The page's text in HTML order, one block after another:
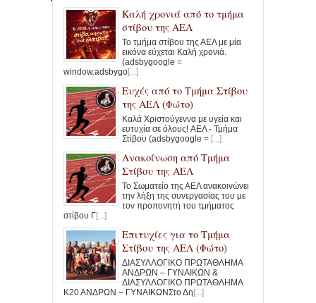
Καλή χρονιά από το τμήμα
στίβου της ΑΕΛ
Το τμήμα στίβου της ΑΕΛ με μία
εικόνα εύχεται Καλή χρονιά.
(adsbygoogle =
window.adsbygo[...]
Ευχές από το Τμήμα Στίβου
της ΑΕΛ (Φώτο)
Καλά Χριστούγεννα με υγεία και
ευτυχία σε όλους! ΑΕΛ - Τμήμα
Στίβου (adsbygoogle = [...]
Ανακοίνωση από Τμήμα
Στίβου της ΑΕΛ
Το Σωματείο της ΑΕΛ ανακοινώνει
την λήξη της συνεργασίας του με
τον προπονητή του τμήματος
στίβου Γ[...]
Επιτυχίες για το Τμήμα
Στίβου της ΑΕΛ (Φώτο)
ΔΙΑΣΥΛΛΟΓΙΚΟ ΠΡΩΤΑΘΛΗΜΑ
ΑΝΔΡΩΝ – ΓΥΝΑΙΚΩΝ &
ΔΙΑΣΥΛΛΟΓΙΚΟ ΠΡΩΤΑΘΛΗΜΑ
Κ20 ΑΝΔΡΩΝ – ΓΥΝΑΙΚΩΝΣτο Δη [...]